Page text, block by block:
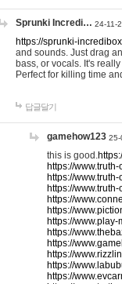
Sprunki Incredi… 24-11-
https://sprunki-
and sounds. Just drag
bass, or vocals. It's
Perfect for killing time
답글달기
gamehow123 25-
this is good.
https://
https://
https://
https://
https://
https://
https://
https://
https://
https://
https://